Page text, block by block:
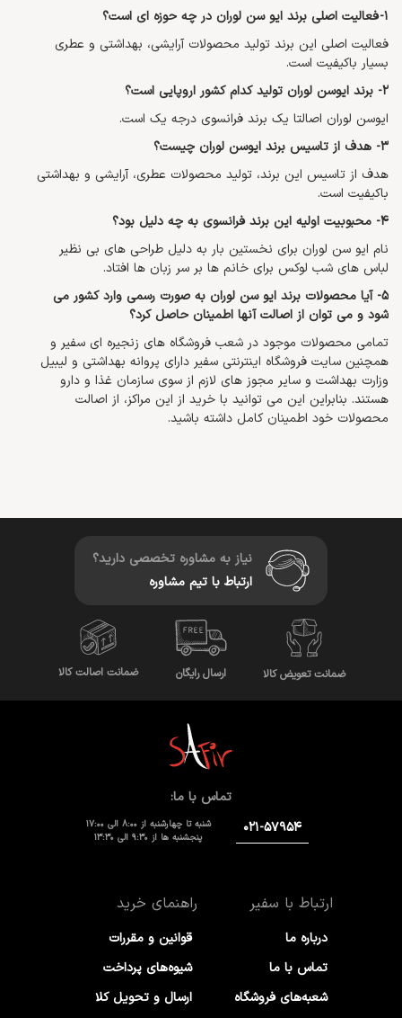
1- فعالیت اصلی برند ایو سن لوران در چه حوزه ای است؟
فعالیت اصلی این برند تولید محصولات آرایشی، بهداشتی و عطری
بسیار باکیفیت است.
2- برند ایوسن لوران تولید کدام کشور اروپایی است؟
ایوسن لوران اصالتا یک برند فرانسوی درجه یک است.
3- هدف از تاسیس برند ایوسن لوران چیست؟
هدف از تاسیس این برند، تولید محصولات عطری، آرایشی و بهداشتی
باکیفیت است.
4- محبوبیت اولیه این برند فرانسوی به چه دلیل بود؟
نام ایو سن لوران برای نخستین بار به دلیل طراحی های بی نظیر
لباس های شب لوکس برای خانم ها بر سر زبان ها افتاد.
5- آیا محصولات برند ایو سن لوران به صورت رسمی وارد کشور می
شود و می توان از اصالت آنها اطمینان حاصل کرد؟
تمامی محصولات موجود در شعب فروشگاه های زنجیره ای سفیر و
همچنین سایت فروشگاه اینترنتی سفیر دارای پروانه بهداشتی و لیبیل
وزارت بهداشت و سایر مجوز های لازم از سوی سازمان غذا و دارو
هستند. بنابراین این می توانید با خرید از این مراکز، از اصالت
محصولات خود اطمینان کامل داشته باشید.
نیاز به مشاوره تخصصی دارید؟
ارتباط با تیم مشاوره
ضمانت تعویض کالا ارسال رایگان ضمانت اصالت کالا
تماس با ما:
۰۲۱-۵۷۹۵۴
شنبه تا چهارشنبه از 8:00 الی 17:00
پنجشنبه ها از 9:30 الی 13:30
ارتباط با سفیر
درباره ما
تماس با ما
شعبه‌های فروشگاه
راهنمای خرید
قوانین و مقررات
شیوه‌های پرداخت
ارسال و تحویل کلا